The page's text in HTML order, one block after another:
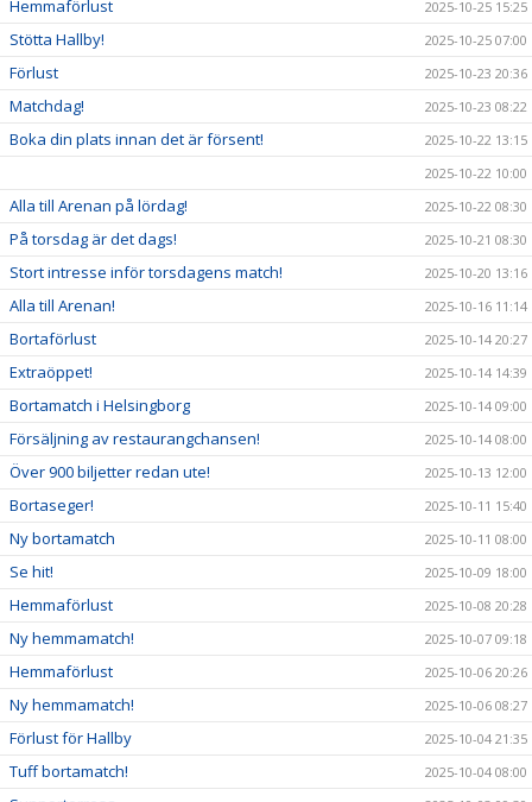
Hemmaförlust 2025-10-25 15:25
Stötta Hallby! 2025-10-25 07:00
Förlust 2025-10-23 20:36
Matchdag! 2025-10-23 08:22
Boka din plats innan det är försent!
2025-10-22 13:15
2025-10-22 10:00
Alla till Arenan på lördag! 2025-10-22 08:30
På torsdag är det dags! 2025-10-21 08:30
Stort intresse inför torsdagens match! 2025-10-20 13:16
Alla till Arenan! 2025-10-16 11:14
Bortaförlust 2025-10-14 20:27
Extraöppet! 2025-10-14 14:39
Bortamatch i Helsingborg 2025-10-14 09:00
Försäljning av restaurangchansen! 2025-10-14 08:00
Över 900 biljetter redan ute! 2025-10-13 12:00
Bortaseger! 2025-10-11 15:40
Ny bortamatch 2025-10-11 08:00
Se hit! 2025-10-09 18:00
Hemmaförlust 2025-10-08 20:28
Ny hemmamatch! 2025-10-07 09:18
Hemmaförlust 2025-10-06 20:26
Ny hemmamatch! 2025-10-06 08:27
Förlust för Hallby 2025-10-04 21:35
Tuff bortamatch! 2025-10-04 08:00